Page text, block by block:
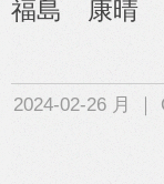
福島 康晴
2024-02-26 月 ｜